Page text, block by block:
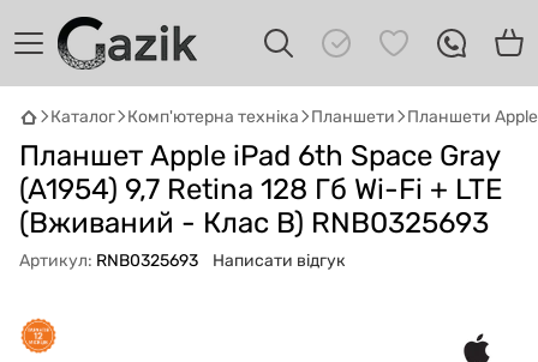
Каталог Комп'ютерна техніка Планшети Планшети Apple
Планшет Apple iPad 6th Space Gray
(A1954) 9,7 Retina 128 Гб Wi-Fi + LTE
(Вживаний - Клас B) RNB0325693
Артикул: RNB0325693 Написати відгук
GAZIKAI
Онлайн · пошук техніки
Привіт! 👋 Я Gazik AI — допоможу
підібрати вживану комп'ютерну техніку.